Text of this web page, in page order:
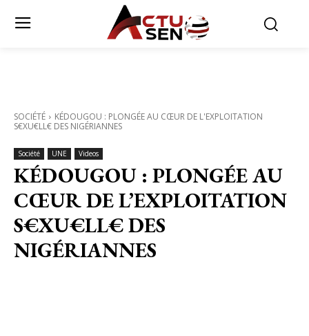
SOCIÉTÉ
KÉDOUGOU : PLONGÉE AU CŒUR DE L'EXPLOITATION
S€XU€LL€ DES NIGÉRIANNES
Société UNE Videos
KÉDOUGOU : PLONGÉE AU
CŒUR DE L’EXPLOITATION
S€XU€LL€ DES
NIGÉRIANNES